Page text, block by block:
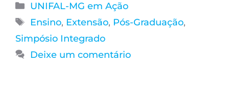
UNIFAL-MG em Ação
Ensino, Extensão, Pós-Graduação,
Simpósio Integrado
Deixe um comentário